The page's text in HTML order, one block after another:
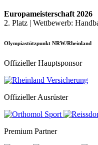
Europameisterschaft 2026
2. Platz | Wettbewerb:
Olympiastützpunkt NRW/Rheinland
Offizieller Hauptsponsor
Offizieller Ausrüster
Premium Partner